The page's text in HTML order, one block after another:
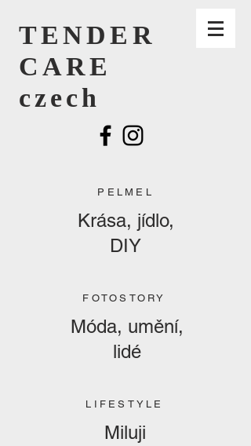
TENDER
CARE
czech
PELMEL
Krása, jídlo,
DIY
LIFESTYLE
Miluji
FOTOSTORY
Móda, umění,
lidé